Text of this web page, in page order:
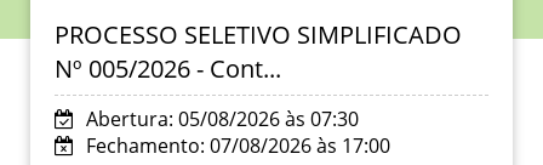
PROCESSO SELETIVO SIMPLIFICADO
Nº 005/2026 - Cont...
Abertura: 05/08/2026 às 07:30
Fechamento: 07/08/2026 às 17:00